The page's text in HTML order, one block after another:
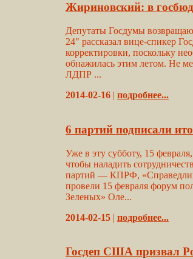
Жириновский: в
Депутаты Госдумы
24" рассказал вице-спикер
корректировки, поскольку
обнажилась этим летом. Не
ЛДПР ...
2014-02-16 | подробнее...
6 партий подписали
Уже в эту субботу, 15
чтобы наладить
партий — КПРФ,
провели 15 февраля форум
Зеленых» Оле...
2014-02-15 | подробнее...
Госдеп США призвал